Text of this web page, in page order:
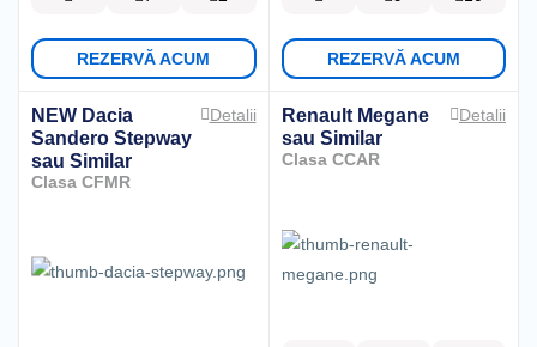
REZERVĂ ACUM REZERVĂ ACUM
NEW Dacia
Sandero Stepway
sau Similar
Clasa CFMR
Detalii
Renault Megane
sau Similar
Clasa CCAR
Detalii